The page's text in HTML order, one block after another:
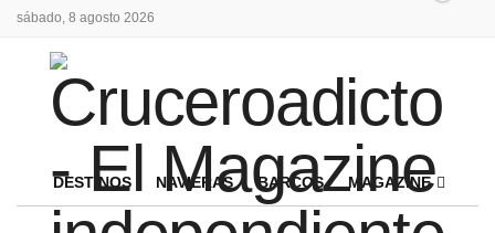
sábado, 8 agosto 2026
DESTINOS NAVIERAS BARCOS MAGAZINE